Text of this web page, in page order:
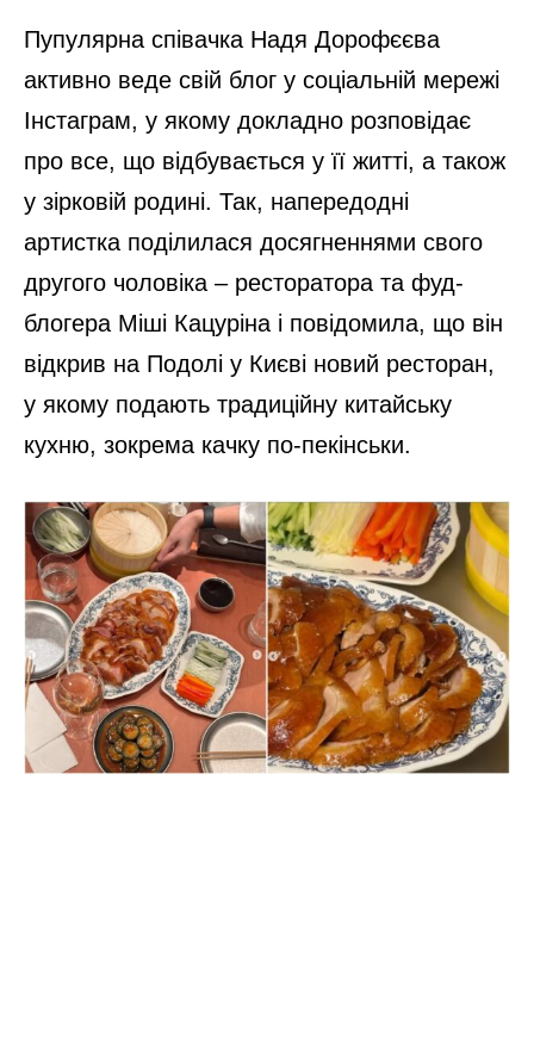
Пупулярна співачка Надя Дорофєєва
активно веде свій блог у соціальній мережі
Інстаграм, у якому докладно розповідає
про все, що відбувається у її житті, а також
у зірковій родині. Так, напередодні
артистка поділилася досягненнями свого
другого чоловіка – ресторатора та фуд-
блогера Міші Кацуріна і повідомила, що він
відкрив на Подолі у Києві новий ресторан,
у якому подають традиційну китайську
кухню, зокрема качку по-пекінськи.